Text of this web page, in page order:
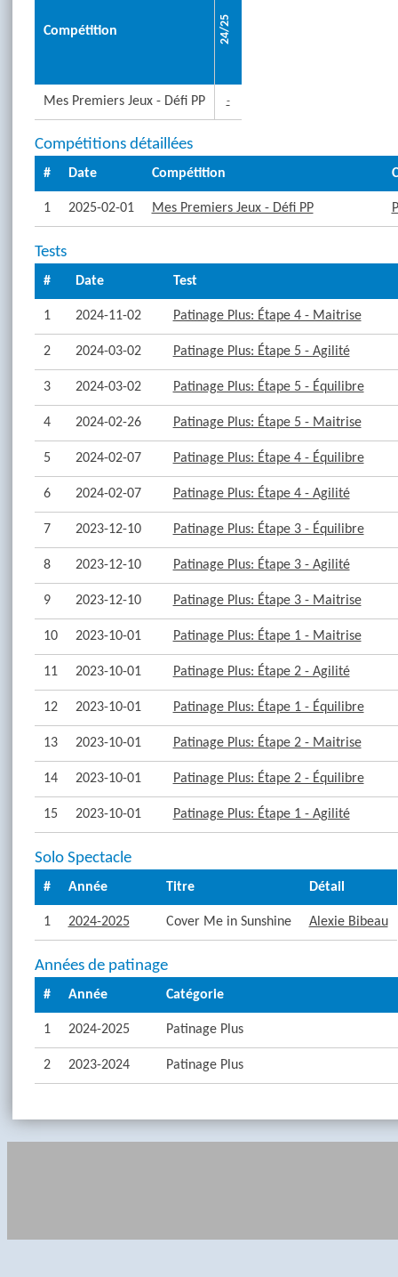
Compétition 24/25
Mes Premiers Jeux - Défi PP -
Compétitions détaillées
# Date Compétition
1 2025-02-01 Mes Premiers Jeux - Défi PP
Tests
# Date Test
1 2024-11-02 Patinage Plus: Étape 4 - Maitrise
2 2024-03-02 Patinage Plus: Étape 5 - Agilité
3 2024-03-02 Patinage Plus: Étape 5 - Équilibre
4 2024-02-26 Patinage Plus: Étape 5 - Maitrise
5 2024-02-07 Patinage Plus: Étape 4 - Équilibre
6 2024-02-07 Patinage Plus: Étape 4 - Agilité
7 2023-12-10 Patinage Plus: Étape 3 - Équilibre
8 2023-12-10 Patinage Plus: Étape 3 - Agilité
9 2023-12-10 Patinage Plus: Étape 3 - Maitrise
10 2023-10-01 Patinage Plus: Étape 1 - Maitrise
11 2023-10-01 Patinage Plus: Étape 2 - Agilité
12 2023-10-01 Patinage Plus: Étape 1 - Équilibre
13 2023-10-01 Patinage Plus: Étape 2 - Maitrise
14 2023-10-01 Patinage Plus: Étape 2 - Équilibre
15 2023-10-01 Patinage Plus: Étape 1 - Agilité
Solo Spectacle
# Année Titre Détail
1 2024-2025 Cover Me in Sunshine Alexie Bibeau
Années de patinage
# Année Catégorie
1 2024-2025 Patinage Plus
2 2023-2024 Patinage Plus